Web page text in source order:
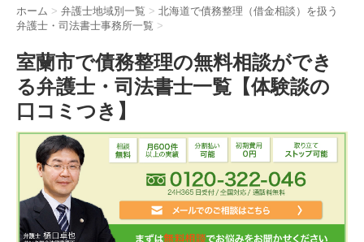
分割・後払い可で選ぶ
着手金無料で選ぶ
女性専門で選ぶ
24時間年中無休で選ぶ
法律事務所の方へ
匿名借金相談
ホーム > 弁護士地域別一覧 > 北海道で債務整理（借金相談）を扱う
弁護士・司法書士事務所一覧 >
室蘭市で債務整理の無料相談ができ
る弁護士・司法書士一覧【体験談の
口コミつき】